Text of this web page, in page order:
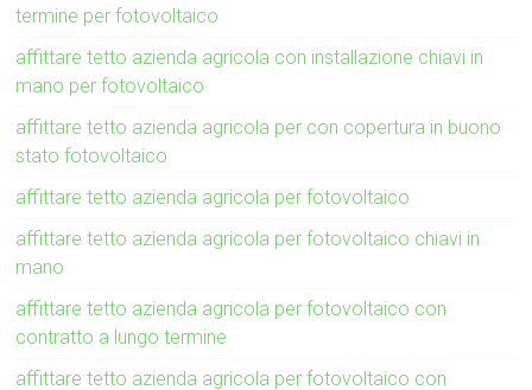
termine per fotovoltaico
affittare tetto azienda agricola con installazione chiavi in
mano per fotovoltaico
affittare tetto azienda agricola per con copertura in buono
stato fotovoltaico
affittare tetto azienda agricola per fotovoltaico
affittare tetto azienda agricola per fotovoltaico chiavi in
mano
affittare tetto azienda agricola per fotovoltaico con
contratto a lungo termine
affittare tetto azienda agricola per fotovoltaico con